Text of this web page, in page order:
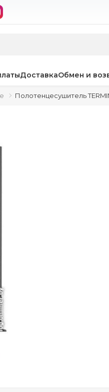
ДоставкаОбмен и
Полотенцесушитель